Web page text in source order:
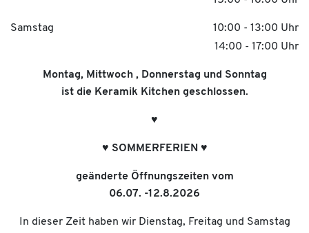
Samstag
10:00 - 13:00 Uhr
14:00 - 17:00 Uhr
Montag, Mittwoch , Donnerstag und Sonntag
ist die Keramik Kitchen geschlossen.
♥︎
♥︎ SOMMERFERIEN ♥︎
geänderte Öffnungszeiten vom
06.07. -12.8.2026
In dieser Zeit haben wir Dienstag, Freitag und Samstag